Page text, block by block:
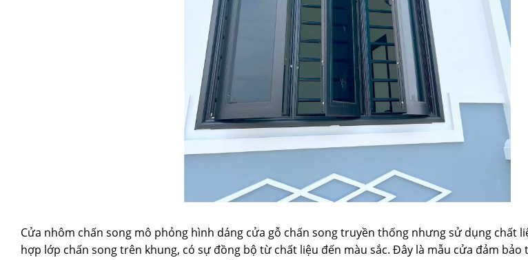
Cửa nhôm chấn song mô phỏng hình dáng cửa gỗ chấn song truyền thống nhưng sử dụng chất
hợp lớp chấn song trên khung, có sự đồng bộ từ chất liệu đến màu sắc. Đây là mẫu cửa đảm